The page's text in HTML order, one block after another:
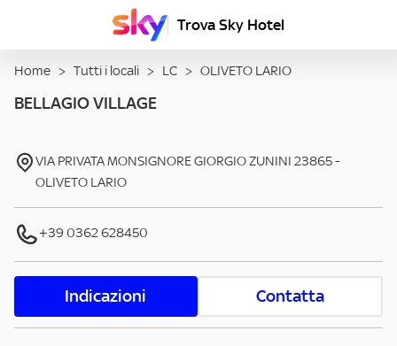
Trova Sky Hotel
Home > Tutti i locali > LC > OLIVETO LARIO
BELLAGIO VILLAGE
VIA PRIVATA MONSIGNORE GIORGIO ZUNINI 23865-
OLIVETO LARIO
+39 0362 628450
Indicazioni Contatta